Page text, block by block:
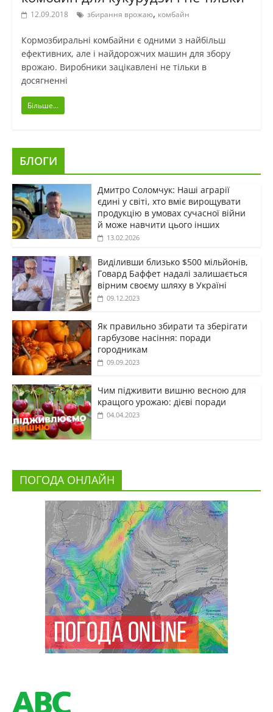
12.09.2018 збирання врожаю, комбайн
Кормозбиральні комбайни є одними з найбільш
ефективних, але і найдорожчих машин для збору
врожаю. Виробники зацікавлені не тільки в
досягненні
Більше...
БЛОГИ
Дмитро Соломчук: Наші аграрії
єдині у світі, хто вміє вирощувати
продукцію в умовах сучасної війни
й може навчити цього інших
13.02.2026
Виділивши близько $500 мільйонів,
Говард Баффет надалі залишається
вірним своєму шляху в Україні
09.12.2023
Як правильно збирати та зберігати
гарбузове насіння: поради
городникам
09.09.2023
Чим підживити вишню весною для
кращого урожаю: дієві поради
04.04.2023
ПОГОДА ОНЛАЙН